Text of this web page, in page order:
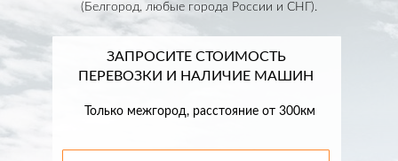
(Белгород, любые города России и СНГ).
ЗАПРОСИТЕ СТОИМОСТЬ
ПЕРЕВОЗКИ И НАЛИЧИЕ МАШИН
Только межгород, расстояние от 300км